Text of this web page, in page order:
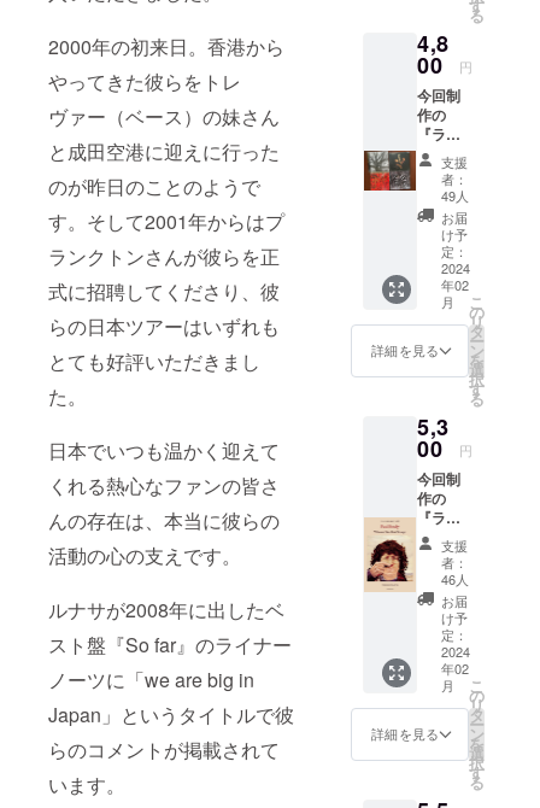
2000年の初来日。香港から
やってきた彼らをトレ
ヴァー（ベース）の妹さん
と成田空港に迎えに行った
のが昨日のことのようで
す。そして2001年からはプ
ランクトンさんが彼らを正
式に招聘してくださり、彼
らの日本ツアーはいずれも
とても好評いただきまし
た。
日本でいつも温かく迎えて
くれる熱心なファンの皆さ
んの存在は、本当に彼らの
活動の心の支えです。
ルナサが2008年に出したベ
スト盤『So far』のライナー
ノーツに「we are big in
Japan」というタイトルで彼
らのコメントが掲載されて
います。
のMary
Black『
No
Frontier
s』のリ
スナー
ズガイ
ド本
を、こ
のクラ
ウド
ファン
ディン
グが終
了次
第、す
ぐ発送
発送予
定。 ＊
今回制
作する
ルナサ
のライ
ヴ盤は
含まれ
ており
ませ
ん。ご
希望の
方は別
途お申
し込み
くださ
い。
す
る
4,8
00 円
今回制
作の
『ライ
ブ・イ
ン・
ジャパ
ン
（仮）
』CD1
枚と
THE
MUSIC
PLANT
の最近
リリー
スされ
枚との
合計2枚
セット
支援
者：
49人
お届
け予
定：
2024
年02
月
詳細を見る
こ
の
リ
タ
ー
ン
を
選
択
す
る
5,3
00 円
今回制
作の
『ライ
ブ・イ
ン・
ジャパ
ン
（仮）
』CD1
枚とア
イルラ
ンド音
楽名盤
ガイド
ブック
「Paul
支援
者：
46人
お届
け予
定：
2024
年02
月
詳細を見る
こ
の
リ
タ
ー
ン
を
選
択
す
る